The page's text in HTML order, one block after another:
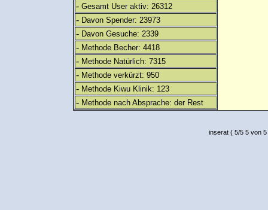
- Gesamt User aktiv: 26312
- Davon Spender: 23973
- Davon Gesuche: 2339
- Methode Becher: 4418
- Methode Natürlich: 7315
- Methode verkürzt: 950
- Methode Kiwu Klinik: 123
- Methode nach Absprache: der Rest
inserat( 5/5 5 von 5